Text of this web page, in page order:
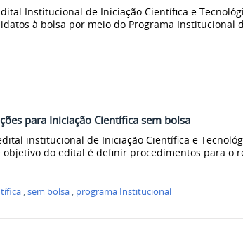
Institucional de Iniciação Científica e
à bolsa por meio do Programa Institucional
para Iniciação Científica sem bolsa
institucional de Iniciação Científica e
do edital é definir procedimentos para o
,sem bolsa , programa Institucional